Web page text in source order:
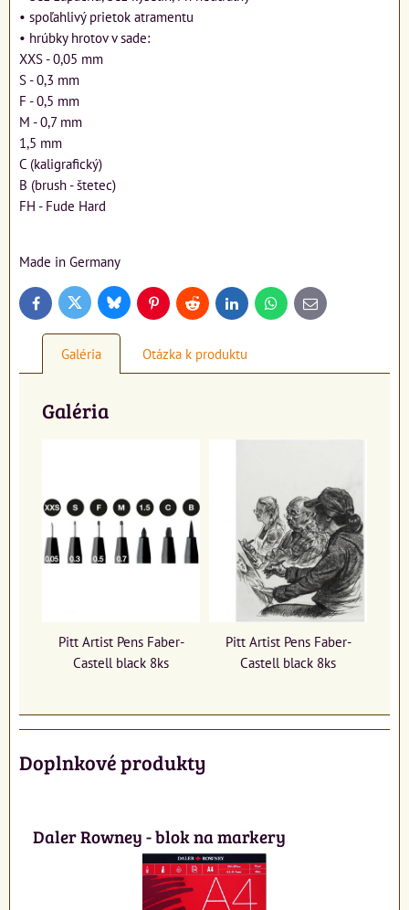
• spoľahlivý prietok atramentu
• hrúbky hrotov v sade:
XXS - 0,05 mm
S - 0,3 mm
F - 0,5 mm
M - 0,7 mm
1,5 mm
C (kaligrafický)
B (brush - štetec)
FH - Fude Hard
Made in Germany
FacebookTwitter BlueskyPinterestReddit LinkedInWhatsApp
E-
mail
Galéria Otázka k produktu
Galéria
Pitt Artist Pens Faber-
Castell black 8ks
Pitt Artist Pens Faber-
Castell black 8ks
Doplnkové produkty
Daler Rowney - blok na markery